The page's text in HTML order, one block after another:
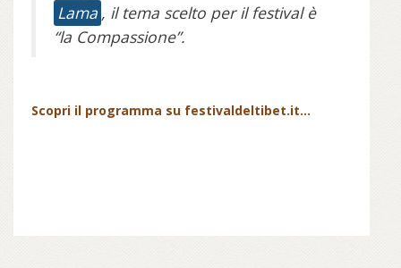
Lama , il tema scelto per il festival è
“la Compassione”.
Scopri il programma su festivaldeltibet.it...